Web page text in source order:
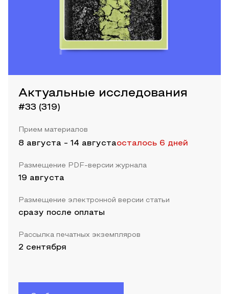
Актуальные исследования
#33 (319)
Прием материалов
8 августа - 14 августаосталось 6 дней
Размещение PDF-версии журнала
19 августа
Размещение электронной версии статьи
сразу после оплаты
Рассылка печатных экземпляров
2 сентября